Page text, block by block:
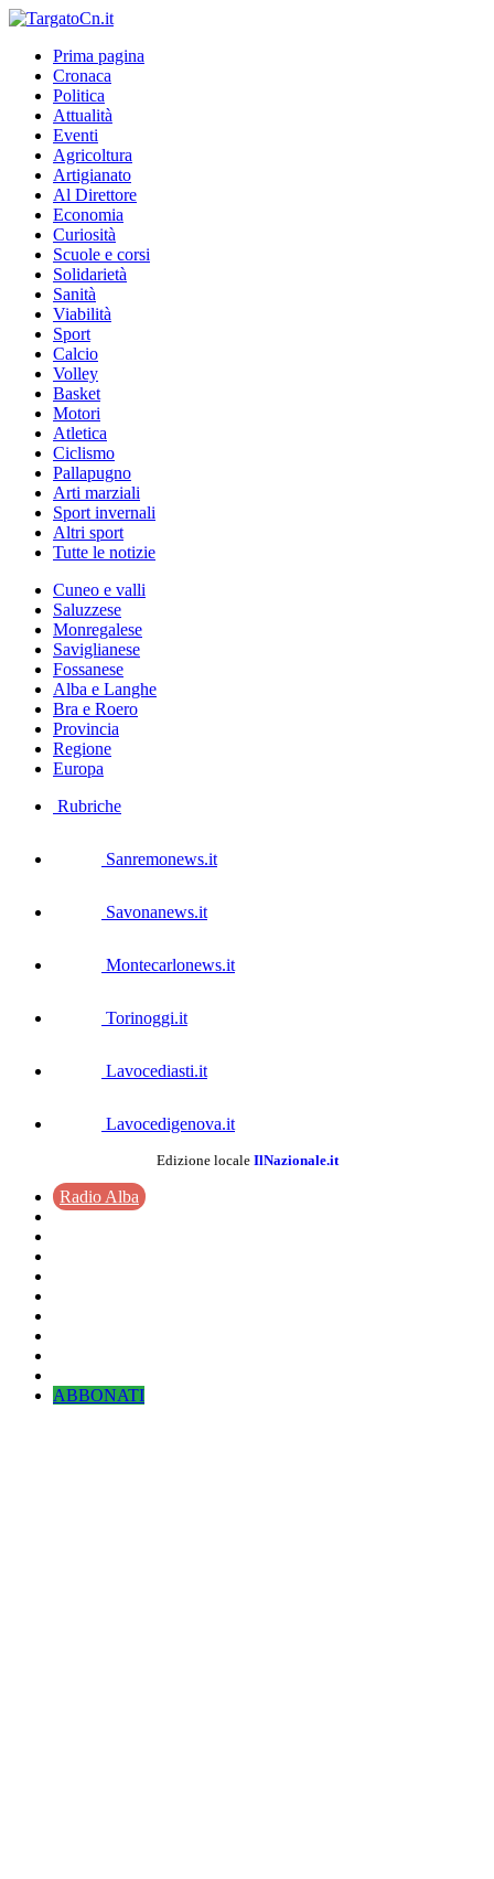
Prima pagina
Cronaca
Politica
Attualità
Eventi
Agricoltura
Artigianato
Al Direttore
Economia
Curiosità
Scuole e corsi
Solidarietà
Sanità
Viabilità
Sport
Calcio
Volley
Basket
Motori
Atletica
Ciclismo
Pallapugno
Arti marziali
Sport invernali
Altri sport
Tutte le notizie
Cuneo e valli
Saluzzese
Monregalese
Saviglianese
Fossanese
Alba e Langhe
Bra e Roero
Provincia
Regione
Europa
Rubriche
Sanremonews.it
Savonanews.it
Montecarlonews.it
Torinoggi.it
Lavocediasti.it
Lavocedigenova.it
Edizione locale IlNazionale.it
Radio Alba
ABBONATI